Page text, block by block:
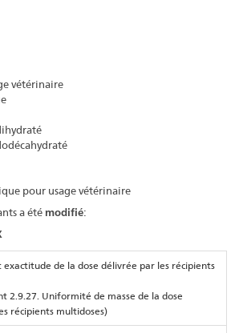
vétérinaire
pour usage vétérinaire
a été modifié:
de la dose délivrée par les récipients
2.9.27. Uniformité de masse de la dose
récipients multidoses)